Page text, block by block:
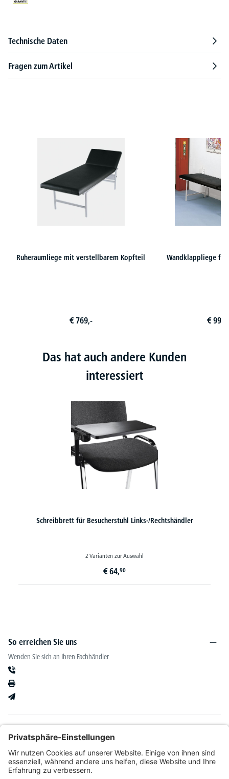
Technische Daten
Fragen zum Artikel
Ruheraumliege mit verstellbarem Kopfteil
€ 769,-
Wandklappliege für
€
Das hat auch andere Kunden
interessiert
Schreibbrett für Besucherstuhl Links-/Rechtshändler
2 Varianten zur Auswahl
64,90
So erreichen Sie uns
Wenden Sie sich an Ihren Fachhändler
Kataloge & mehr